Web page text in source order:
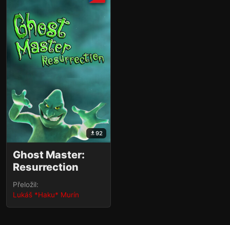
92
Ghost Master:
Resurrection
Přeložil:
Lukáš *Haku* Murín